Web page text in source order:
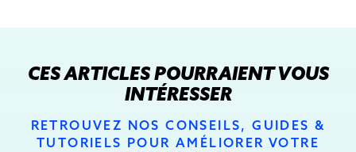
CES ARTICLES POURRAIENT VOUS
INTÉRESSER
RETROUVEZ NOS CONSEILS, GUIDES &
TUTORIELS POUR AMÉLIORER VOTRE